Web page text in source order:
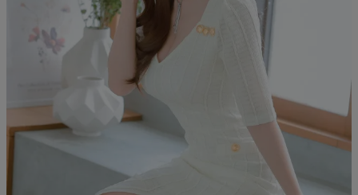
ANGEL R
PURESS
コスプレ